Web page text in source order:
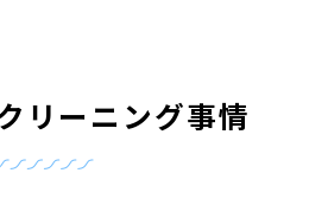
リーニング事情